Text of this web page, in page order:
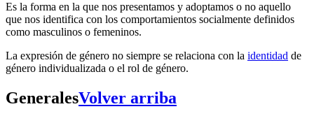
Es la forma en la que nos presentamos y adoptamos o no aquello
que nos identifica con los comportamientos socialmente definidos
como masculinos o femeninos.
La expresión de género no siempre se relaciona con la identidad de
género individualizada o el rol de género.
GeneralesVolver arriba